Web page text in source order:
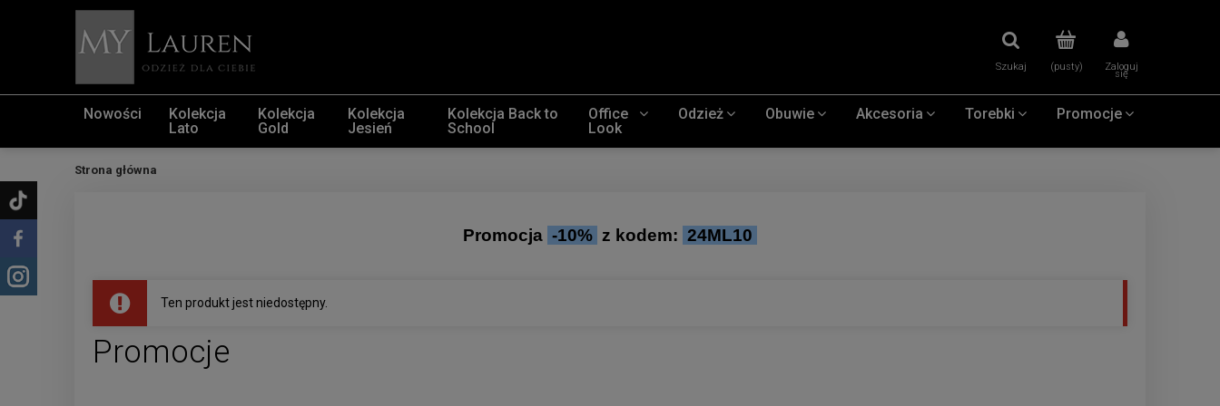
(pusty) Zaloguj
się
Szukaj
Nowości
Kolekcja
Lato
Kolekcja
Gold
Kolekcja
Jesień
Kolekcja Back to
School
Office
Look
Odzież Obuwie Akcesoria Torebki Promocje
Strona główna
Promocja -10% z kodem: 24ML10
Ten produkt jest niedostępny.
Promocje